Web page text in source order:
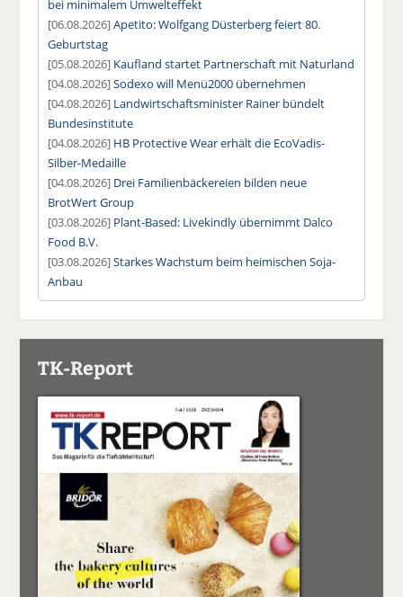
bei minimalem Umwelteffekt
[06.08.2026]Apetito: Wolfgang Düsterberg feiert 80.
Geburtstag
[05.08.2026] Kaufland startet Partnerschaft mit Naturland
[04.08.2026]Sodexo will Menü2000 übernehmen
[04.08.2026] Landwirtschaftsminister Rainer bündelt
Bundesinstitute
[04.08.2026] HB Protective Wear erhält die EcoVadis-
Silber-Medaille
[04.08.2026] Drei Familienbäckereien bilden neue
BrotWert Group
[03.08.2026] Plant-Based: Livekindly übernimmt Dalco
Food B.V.
[03.08.2026]Starkes Wachstum beim heimischen Soja-
Anbau
TK-Report